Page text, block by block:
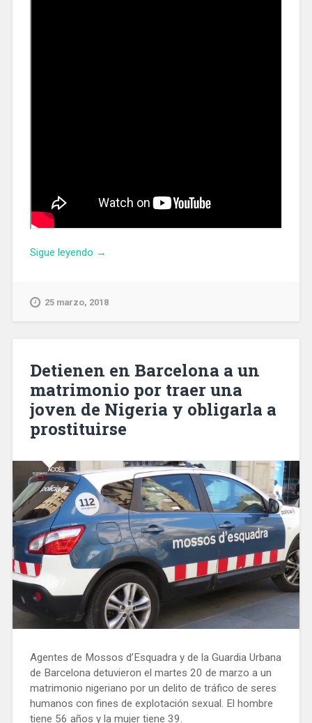
Sigue leyendo «Concentración
consulado
para
protestar
por
la
detención
Puigdemont»
→
25 marzo, 2018
Detienen en Barcelona a un
matrimonio por traer una
joven de Nigeria y obligarla a
prostituirse
Agentes de Mossos d’Esquadra y de la Guardia Urbana
de Barcelona detuvieron el martes 20 de marzo a un
matrimonio nigeriano por un delito de tráfico de seres
humanos con fines de explotación sexual. El hombre
tiene 56 años y la mujer tiene 39.